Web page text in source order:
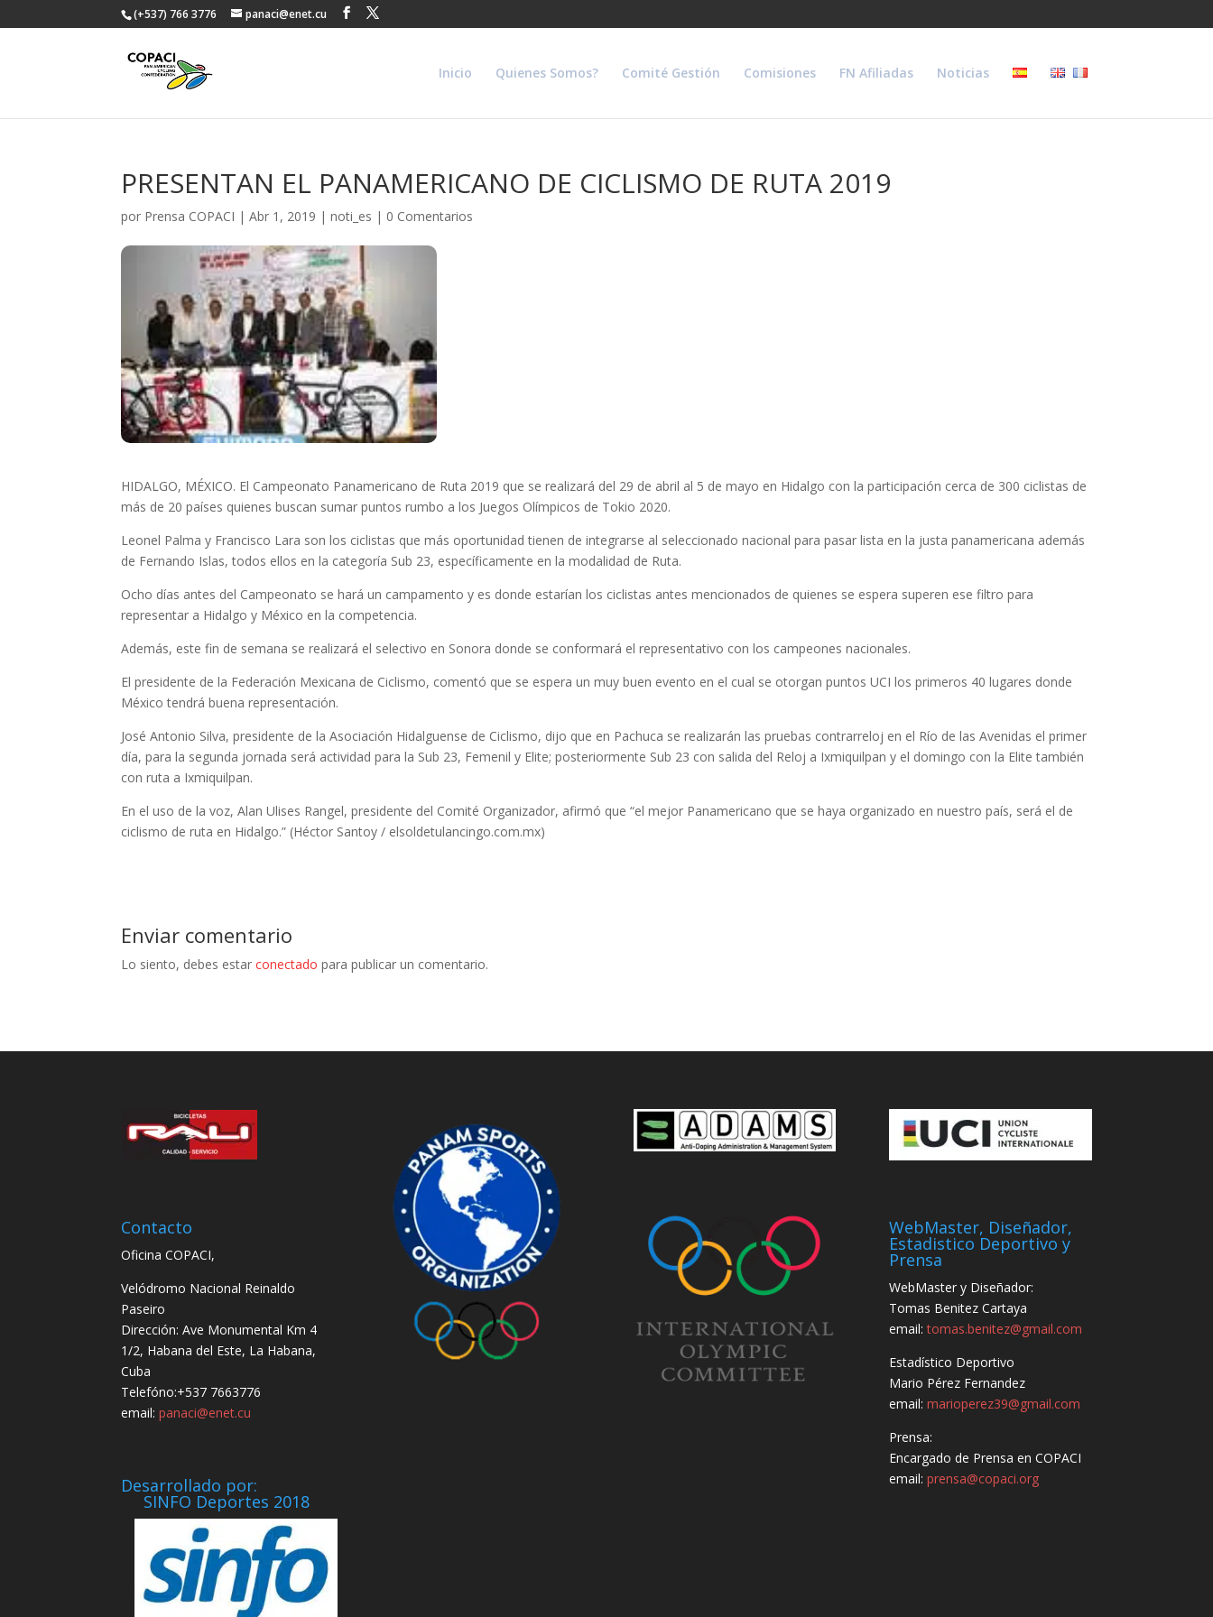
(+537) 766 3776 panaci@enet.cu
Inicio Quienes Somos? Comité Gestión Comisiones FN Afiliadas Noticias
PRESENTAN EL PANAMERICANO DE CICLISMO DE RUTA 2019
por Prensa COPACI |Abr 1, 2019 |noti_es | 0 Comentarios
HIDALGO, MÉXICO. El Campeonato Panamericano de Ruta 2019 que se realizará del 29 de abril al 5 de mayo en Hidalgo con la participación cerca de 300 ciclistas de
más de 20 países quienes buscan sumar puntos rumbo a los Juegos Olímpicos de Tokio 2020.
Leonel Palma y Francisco Lara son los ciclistas que más oportunidad tienen de integrarse al seleccionado nacional para pasar lista en la justa panamericana además
de Fernando Islas, todos ellos en la categoría Sub 23, específicamente en la modalidad de Ruta.
Ocho días antes del Campeonato se hará un campamento y es donde estarían los ciclistas antes mencionados de quienes se espera superen ese filtro para
representar a Hidalgo y México en la competencia.
Además, este fin de semana se realizará el selectivo en Sonora donde se conformará el representativo con los campeones nacionales.
El presidente de la Federación Mexicana de Ciclismo, comentó que se espera un muy buen evento en el cual se otorgan puntos UCI los primeros 40 lugares donde
México tendrá buena representación.
José Antonio Silva, presidente de la Asociación Hidalguense de Ciclismo, dijo que en Pachuca se realizarán las pruebas contrarreloj en el Río de las Avenidas el primer
día, para la segunda jornada será actividad para la Sub 23, Femenil y Elite; posteriormente Sub 23 con salida del Reloj a Ixmiquilpan y el domingo con la Elite también
con ruta a Ixmiquilpan.
En el uso de la voz, Alan Ulises Rangel, presidente del Comité Organizador, afirmó que “el mejor Panamericano que se haya organizado en nuestro país, será el de
ciclismo de ruta en Hidalgo.” (Héctor Santoy / elsoldetulancingo.com.mx)
Enviar comentario
Lo siento, debes estarconectado para publicar un comentario.
Contacto
Oficina COPACI,
Velódromo Nacional Reinaldo
Paseiro
Dirección: Ave Monumental Km 4
1/2, Habana del Este, La Habana,
Cuba
Telefóno:+537 7663776
email:panaci@enet.cu
Desarrollado por:
SINFO Deportes 2018
WebMaster, Diseñador,
Estadistico Deportivo y
Prensa
WebMaster y Diseñador:
Tomas Benitez Cartaya
email:tomas.benitez@gmail.com
Estadístico Deportivo
Mario Pérez Fernandez
email:marioperez39@gmail.com
Prensa:
Encargado de Prensa en COPACI
email:prensa@copaci.org